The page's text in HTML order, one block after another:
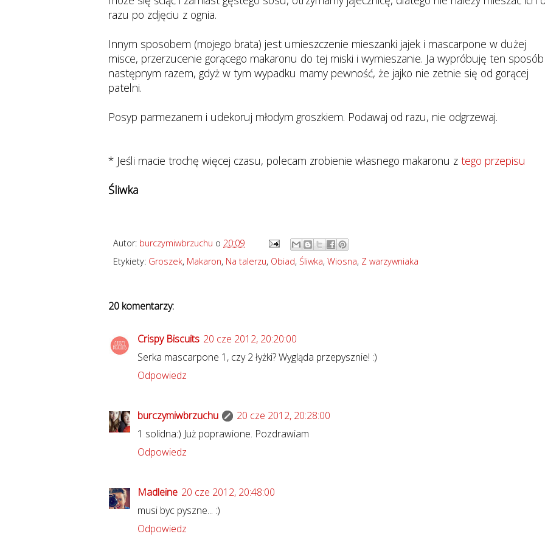
razu po zdjęciu z ognia.
Innym sposobem (mojego brata) jest umieszczenie mieszanki jajek i mascarpone w dużej
misce, przerzucenie gorącego makaronu do tej miski i wymieszanie. Ja wypróbuję ten sposób
następnym razem, gdyż w tym wypadku mamy pewność, że jajko nie zetnie się od gorącej
patelni.
Posyp parmezanem i udekoruj młodym groszkiem. Podawaj od razu, nie odgrzewaj.
* Jeśli macie trochę więcej czasu, polecam zrobienie własnego makaronu z tego przepisu
Śliwka
Autor: burczymiwbrzuchu o 20:09
Etykiety: Groszek, Makaron, Na talerzu, Obiad, Śliwka, Wiosna, Z warzywniaka
20 komentarzy:
Crispy Biscuits 20 cze 2012, 20:20:00
Serka mascarpone 1, czy 2 łyżki? Wygląda przepysznie! :)
Odpowiedz
burczymiwbrzuchu
20 cze 2012, 20:28:00
1 solidna:) Już poprawione. Pozdrawiam
Odpowiedz
Madleine 20 cze 2012, 20:48:00
musi byc pyszne... :)
Odpowiedz